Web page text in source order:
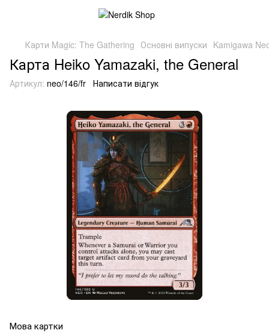
Карти Magic: The Gathering Основні випуски Kamigawa
Карта Heiko Yamazaki, the General
Артикул: neo/146/fr Написати відгук
Мова картки